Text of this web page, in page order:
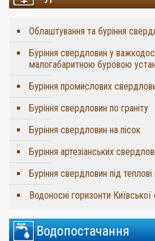
Облаштування та буріння
Буріння свердловин у
малогабаритною буровою
Буріння промислових
Буріння свердловин по граніту
Буріння свердловин на пісок
Буріння артезіанських
Буріння свердловин під
Водоносні горизонти Київської
Водопостачання